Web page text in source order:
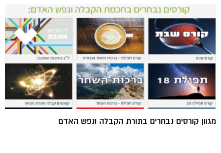
מגוון קורסים נבחרים בתורת הקבלה ונפש האדם